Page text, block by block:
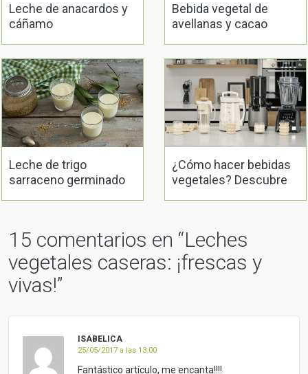
Leche de anacardos y
cáñamo
Bebida vegetal de
avellanas y cacao
Leche de trigo
sarraceno germinado
¿Cómo hacer bebidas
vegetales? Descubre
15 comentarios en “Leches
vegetales caseras: ¡frescas y
vivas!”
ISABELICA
25/05/2017 a las 13:00
Fantástico artículo, me encanta!!!!